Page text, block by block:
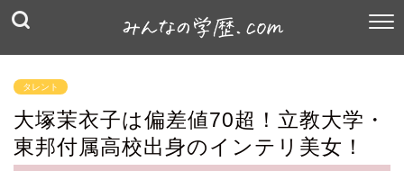
タレント
大塚茉衣子は偏差値70超！立教大学・
東邦付属高校出身のインテリ美女！